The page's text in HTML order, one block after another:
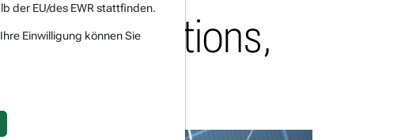
der EU/des EWR stattfinden.
Einwilligung können Sie